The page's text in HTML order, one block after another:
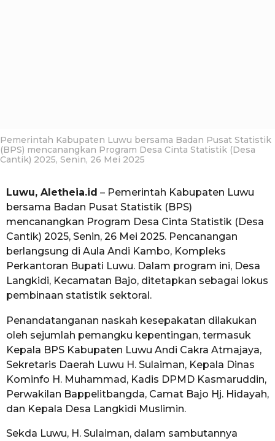
Pemerintah Kabupaten Luwu bersama Badan Pusat Statistik
(BPS) mencanangkan Program Desa Cinta Statistik (Desa
Cantik) 2025, Senin, 26 Mei 2025
Luwu, Aletheia.id – Pemerintah Kabupaten Luwu
bersama Badan Pusat Statistik (BPS)
mencanangkan Program Desa Cinta Statistik (Desa
Cantik) 2025, Senin, 26 Mei 2025. Pencanangan
berlangsung di Aula Andi Kambo, Kompleks
Perkantoran Bupati Luwu. Dalam program ini, Desa
Langkidi, Kecamatan Bajo, ditetapkan sebagai lokus
pembinaan statistik sektoral.
Penandatanganan naskah kesepakatan dilakukan
oleh sejumlah pemangku kepentingan, termasuk
Kepala BPS Kabupaten Luwu Andi Cakra Atmajaya,
Sekretaris Daerah Luwu H. Sulaiman, Kepala Dinas
Kominfo H. Muhammad, Kadis DPMD Kasmaruddin,
Perwakilan Bappelitbangda, Camat Bajo Hj. Hidayah,
dan Kepala Desa Langkidi Muslimin.
Sekda Luwu, H. Sulaiman, dalam sambutannya